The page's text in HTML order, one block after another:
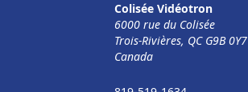
Colisée Vidéotron
6000 rue du Colisée
Trois-Rivières, QC G9B 0Y7
Canada